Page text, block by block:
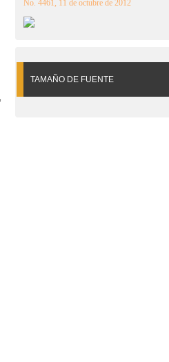
No. 4461, 11 de octubre de 2012
TAMAÑO DE FUENTE